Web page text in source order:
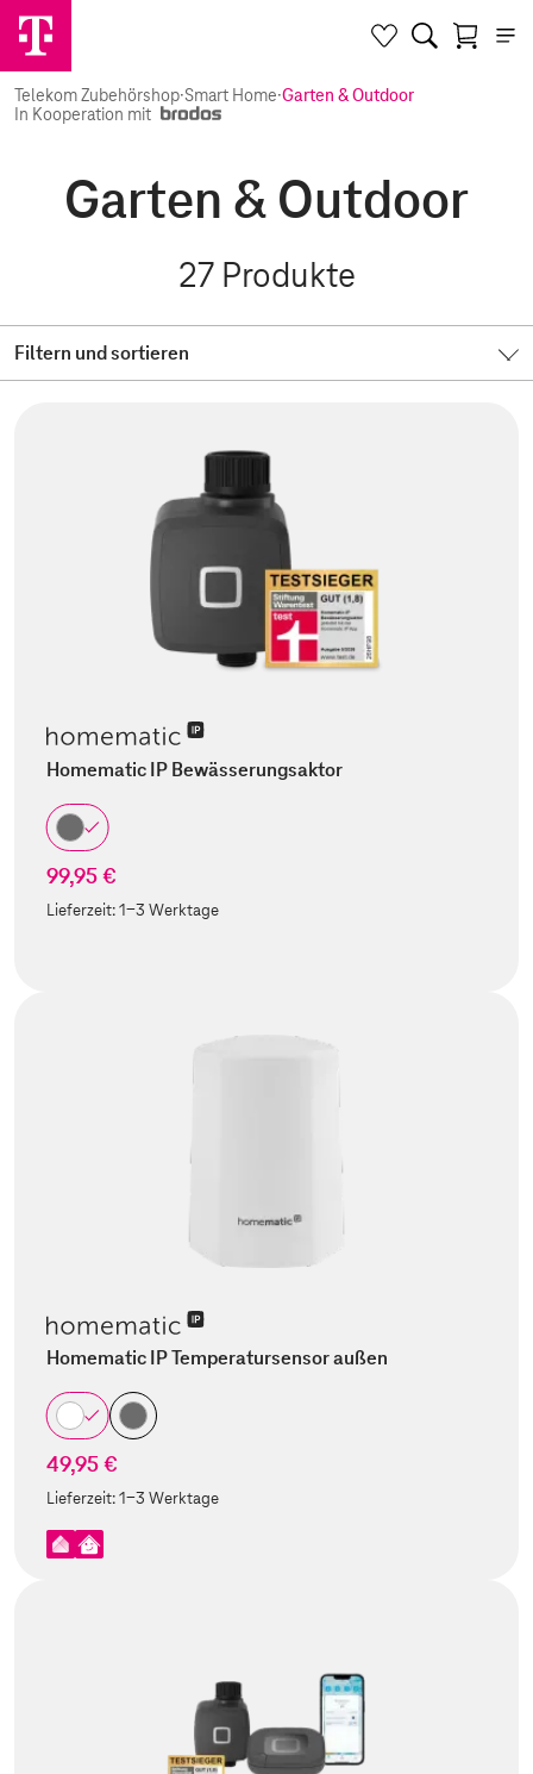
Telekom Zubehörshop·Smart Home·Garten & Outdoor
In Kooperation mit
Garten & Outdoor
27 Produkte
Filtern und sortieren
Homematic IP Bewässerungsaktor
99,95 €
Lieferzeit:1-3 Werktage
Homematic IP Temperatursensor außen
49,95 €
Lieferzeit:1-3 Werktage